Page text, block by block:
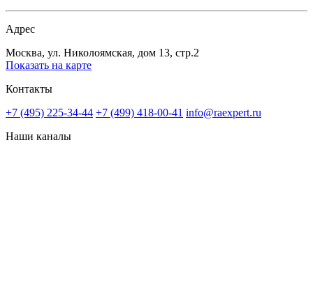
Адрес
Москва, ул. Николоямская, дом 13, стр.2
Показать на карте
Контакты
+7 (495) 225-34-44 +7 (499) 418-00-41 info@raexpert.ru
Наши каналы